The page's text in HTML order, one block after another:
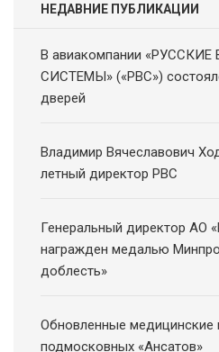
НЕДАВНИЕ ПУБЛИКАЦИИ
В авиакомпании
СИСТЕМЫ» («РВС»)
дверей
Владимир Вячеславович
летный директор РВС
Генеральный директор АО
награжден медалью
доблесть»
Обновленные медицинские
подмосковных «Ансатов»